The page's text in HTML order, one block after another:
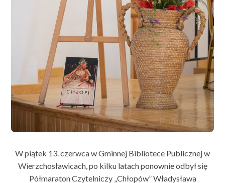
W piątek 13. czerwca w Gminnej Bibliotece Publicznej w
Wierzchosławicach, po kilku latach ponownie odbył się
Półmaraton Czytelniczy „Chłopów” Władysława